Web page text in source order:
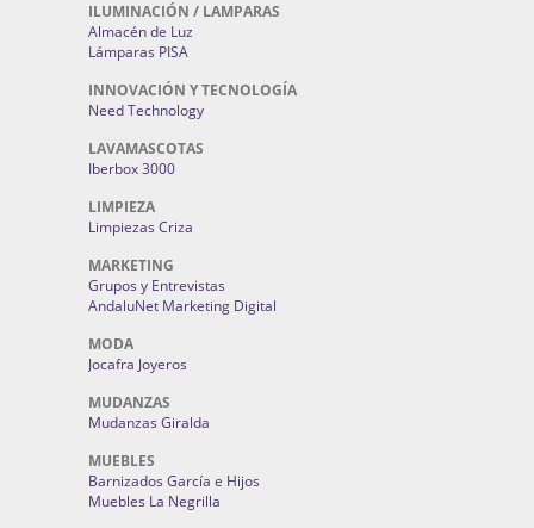
ILUMINACIÓN / LAMPARAS
Almacén de Luz
Lámparas PISA
INNOVACIÓN Y TECNOLOGÍA
Need Technology
LAVAMASCOTAS
Iberbox 3000
LIMPIEZA
Limpiezas Criza
MARKETING
Grupos y Entrevistas
AndaluNet Marketing Digital
MODA
Jocafra Joyeros
MUDANZAS
Mudanzas Giralda
MUEBLES
Barnizados García e Hijos
Muebles La Negrilla